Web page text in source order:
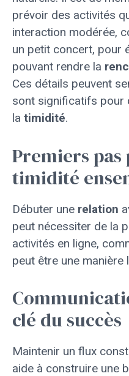
prévoir des activités
interaction modérée,
un petit concert, pour
pouvant rendre la
Ces détails peuvent
sont significatifs pour
la timidité.
Premiers
timidité
Débuter une relation
peut nécessiter de la
activités en ligne,
peut être une manière
clé du succès
Maintenir un flux
aide à construire une